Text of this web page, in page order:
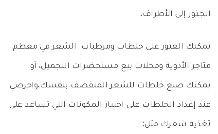
الجذور إلى الأطراف.
يمكنك العثور على خلطات ومرطبات الشعر في معظم
متاجر الأدوية ومحلات بيع مستحضرات التجميل، أو
يمكنك صنع خلطات للشعر المتقصف بنفسك،واحرصي
عند إعداد الخلطات على اختيار المكونات التي تساعد على
تغذية شعرك مثل: